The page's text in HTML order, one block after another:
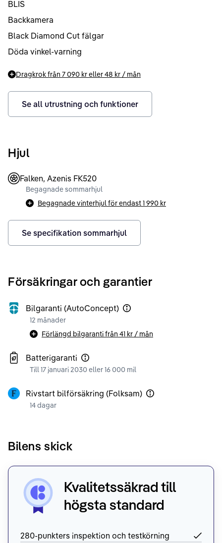
BLIS
Backkamera
Black Diamond Cut fälgar
Döda vinkel-varning
Dragkrok från 7 090 kreller48 kr / mån
Se all utrustning och funktioner
Hjul
Falken, Azenis FK520
Begagnade sommarhjul
Begagnade vinterhjul för endast1 990 kr
Se specifikation sommarhjul
Försäkringar och garantier
Bilgaranti (AutoConcept)
12 månader
Förlängd bilgaranti från 41 kr / mån
Batterigaranti
Till 17 januari 2030 eller 16 000 mil
Rivstart bilförsäkring (Folksam)
14 dagar
Bilens skick
Kvalitetssäkrad till
högsta standard
280-punkters inspektion och testkörning